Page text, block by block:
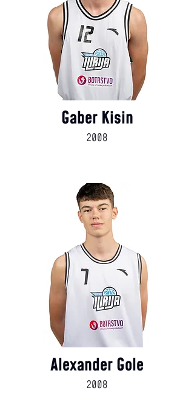
Gaber Kisin
2008
Alexander Gole
2008